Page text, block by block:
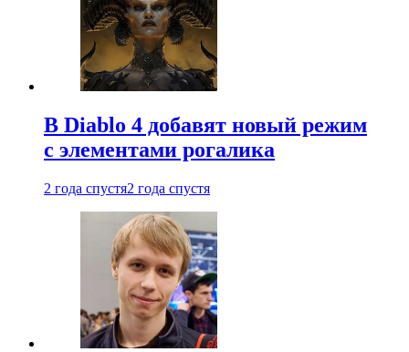
В Diablo 4 добавят новый режим
с элементами рогалика
2 года спустя2 года спустя